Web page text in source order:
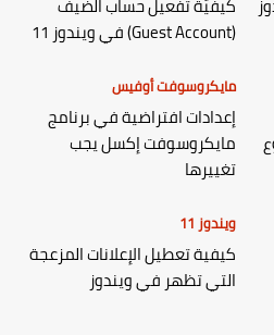
(Guest Account) في ويندوز 11
مايكروسوفت أوفيس
إعدادات افتراضية في برنامج
مايكروسوفت إكسل يجب
تغييرها
ويندوز 11
كيفية تعطيل الإعلانات المزعجة
التي تظهر في ويندوز